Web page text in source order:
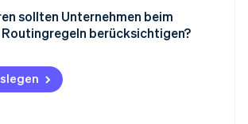
Zahlungen
sollten Unternehmen beim
Routingregeln berücksichtigen?